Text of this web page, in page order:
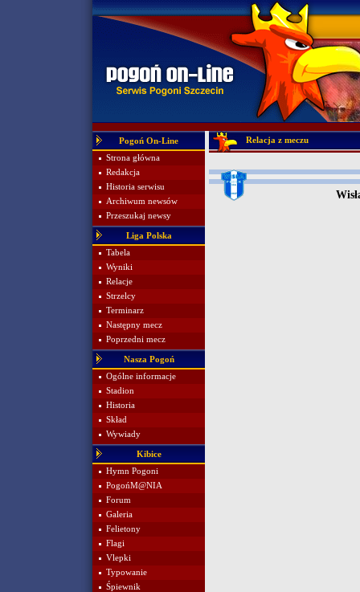
Pogoń On-Line
Strona główna
Redakcja
Historia serwisu
Archiwum newsów
Przeszukaj newsy
Liga Polska
Tabela
Wyniki
Relacje
Strzelcy
Terminarz
Następny mecz
Poprzedni mecz
Nasza Pogoń
Ogólne informacje
Stadion
Historia
Skład
Wywiady
Kibice
Hymn Pogoni
PogońM@NIA
Forum
Galeria
Felietony
Flagi
Vlepki
Typowanie
Śpiewnik
Relacja z meczu